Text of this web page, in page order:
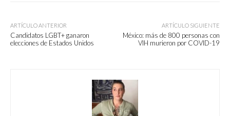
ARTÍCULO ANTERIOR
Candidatos LGBT+ ganaron
elecciones de Estados Unidos
ARTÍCULO SIGUIENTE
México: más de 800 personas con
VIH murieron por COVID-19